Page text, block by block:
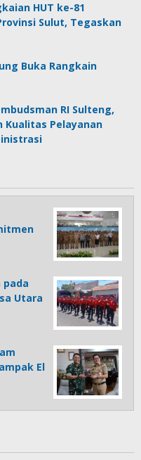
HUT ke-81
Sulut, Tegaskan
Buka Rangkain
RI Sulteng,
Pelayanan
pada
Utara
El